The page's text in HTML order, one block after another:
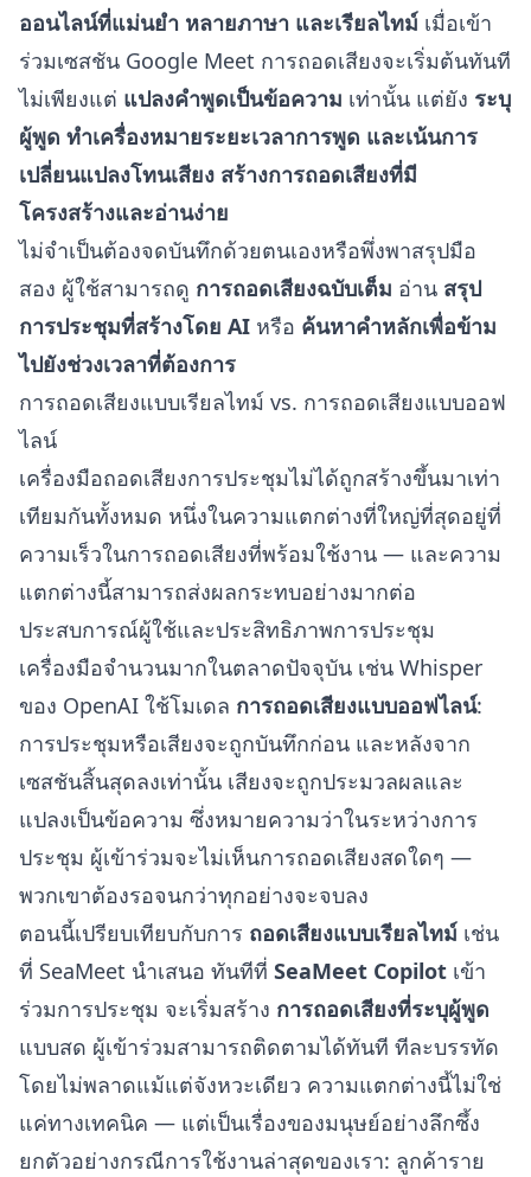
ออนไลน์ที่แม่นยำ หลายภาษา และเรียลไทม์ เมื่อเข้า
ร่วมเซสชัน Google Meet การถอดเสียงจะเริ่มต้นทันที
ไม่เพียงแต่ แปลงคำพูดเป็นข้อความ เท่านั้น แต่ยัง ระบุ
ผู้พูด ทำเครื่องหมายระยะเวลาการพูด และเน้นการ
เปลี่ยนแปลงโทนเสียง สร้างการถอดเสียงที่มี
โครงสร้างและอ่านง่าย
ไม่จำเป็นต้องจดบันทึกด้วยตนเองหรือพึ่งพาสรุปมือ
สอง ผู้ใช้สามารถดู การถอดเสียงฉบับเต็ม อ่าน สรุป
การประชุมที่สร้างโดย AI หรือ ค้นหาคำหลักเพื่อข้าม
ไปยังช่วงเวลาที่ต้องการ
การถอดเสียงแบบเรียลไทม์ vs. การถอดเสียงแบบออฟ
ไลน์
เครื่องมือถอดเสียงการประชุมไม่ได้ถูกสร้างขึ้นมาเท่า
เทียมกันทั้งหมด หนึ่งในความแตกต่างที่ใหญ่ที่สุดอยู่ที่
ความเร็วในการถอดเสียงที่พร้อมใช้งาน — และความ
แตกต่างนี้สามารถส่งผลกระทบอย่างมากต่อ
ประสบการณ์ผู้ใช้และประสิทธิภาพการประชุม
เครื่องมือจำนวนมากในตลาดปัจจุบัน เช่น Whisper
ของ OpenAI ใช้โมเดล การถอดเสียงแบบออฟไลน์:
การประชุมหรือเสียงจะถูกบันทึกก่อน และหลังจาก
เซสชันสิ้นสุดลงเท่านั้น เสียงจะถูกประมวลผลและ
แปลงเป็นข้อความ ซึ่งหมายความว่าในระหว่างการ
ประชุม ผู้เข้าร่วมจะไม่เห็นการถอดเสียงสดใดๆ —
พวกเขาต้องรอจนกว่าทุกอย่างจะจบลง
ตอนนี้เปรียบเทียบกับการ ถอดเสียงแบบเรียลไทม์ เช่น
ที่ SeaMeet นำเสนอ ทันทีที่ SeaMeet Copilot เข้า
ร่วมการประชุม จะเริ่มสร้าง การถอดเสียงที่ระบุผู้พูด
แบบสด ผู้เข้าร่วมสามารถติดตามได้ทันที ทีละบรรทัด
โดยไม่พลาดแม้แต่จังหวะเดียว ความแตกต่างนี้ไม่ใช่
แค่ทางเทคนิค — แต่เป็นเรื่องของมนุษย์อย่างลึกซึ้ง
ยกตัวอย่างกรณีการใช้งานล่าสุดของเรา: ลูกค้าราย